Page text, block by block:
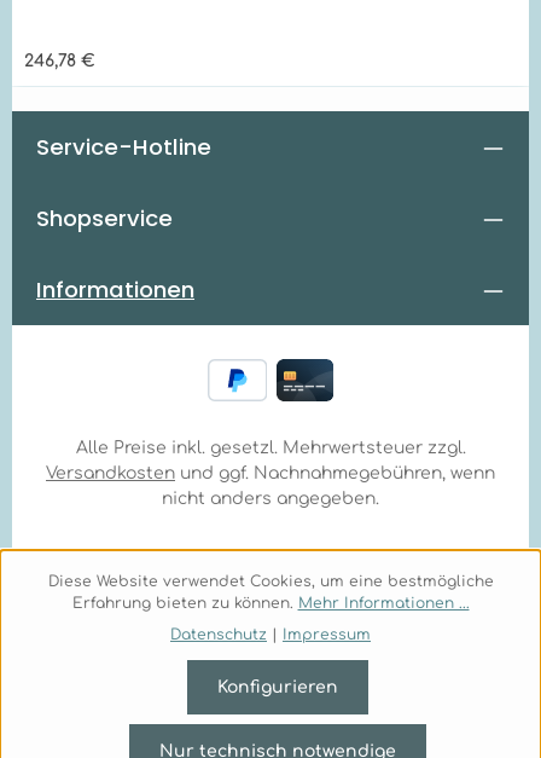
Regulärer Preis:
246,78 €
Service-Hotline
Shopservice
Informationen
Alle Preise inkl. gesetzl. Mehrwertsteuer zzgl.
Versandkosten und ggf. Nachnahmegebühren, wenn
nicht anders angegeben.
Diese Website verwendet Cookies, um eine bestmögliche
Erfahrung bieten zu können. Mehr Informationen ...
Datenschutz
Impressum
Nur technisch notwendige
Konfigurieren